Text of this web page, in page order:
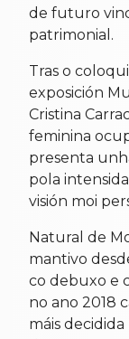
de futuro
patrimonial.
Tras o
exposición
Cristina
feminina
presenta
pola
visión moi
Natural de
mantivo
co debuxo e
no ano 2018
máis